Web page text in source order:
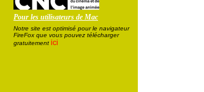
Pour les utilisateurs de Mac
Notre site est optimisé pour le navigateur
FireFox que vous pouvez télécharger
gratuitement ici